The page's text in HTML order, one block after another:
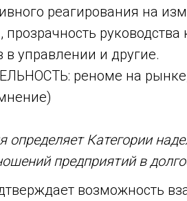
реагирования на
руководства
управлении и другие.
реноме на рынке,
Категории
предприятий в
возможность